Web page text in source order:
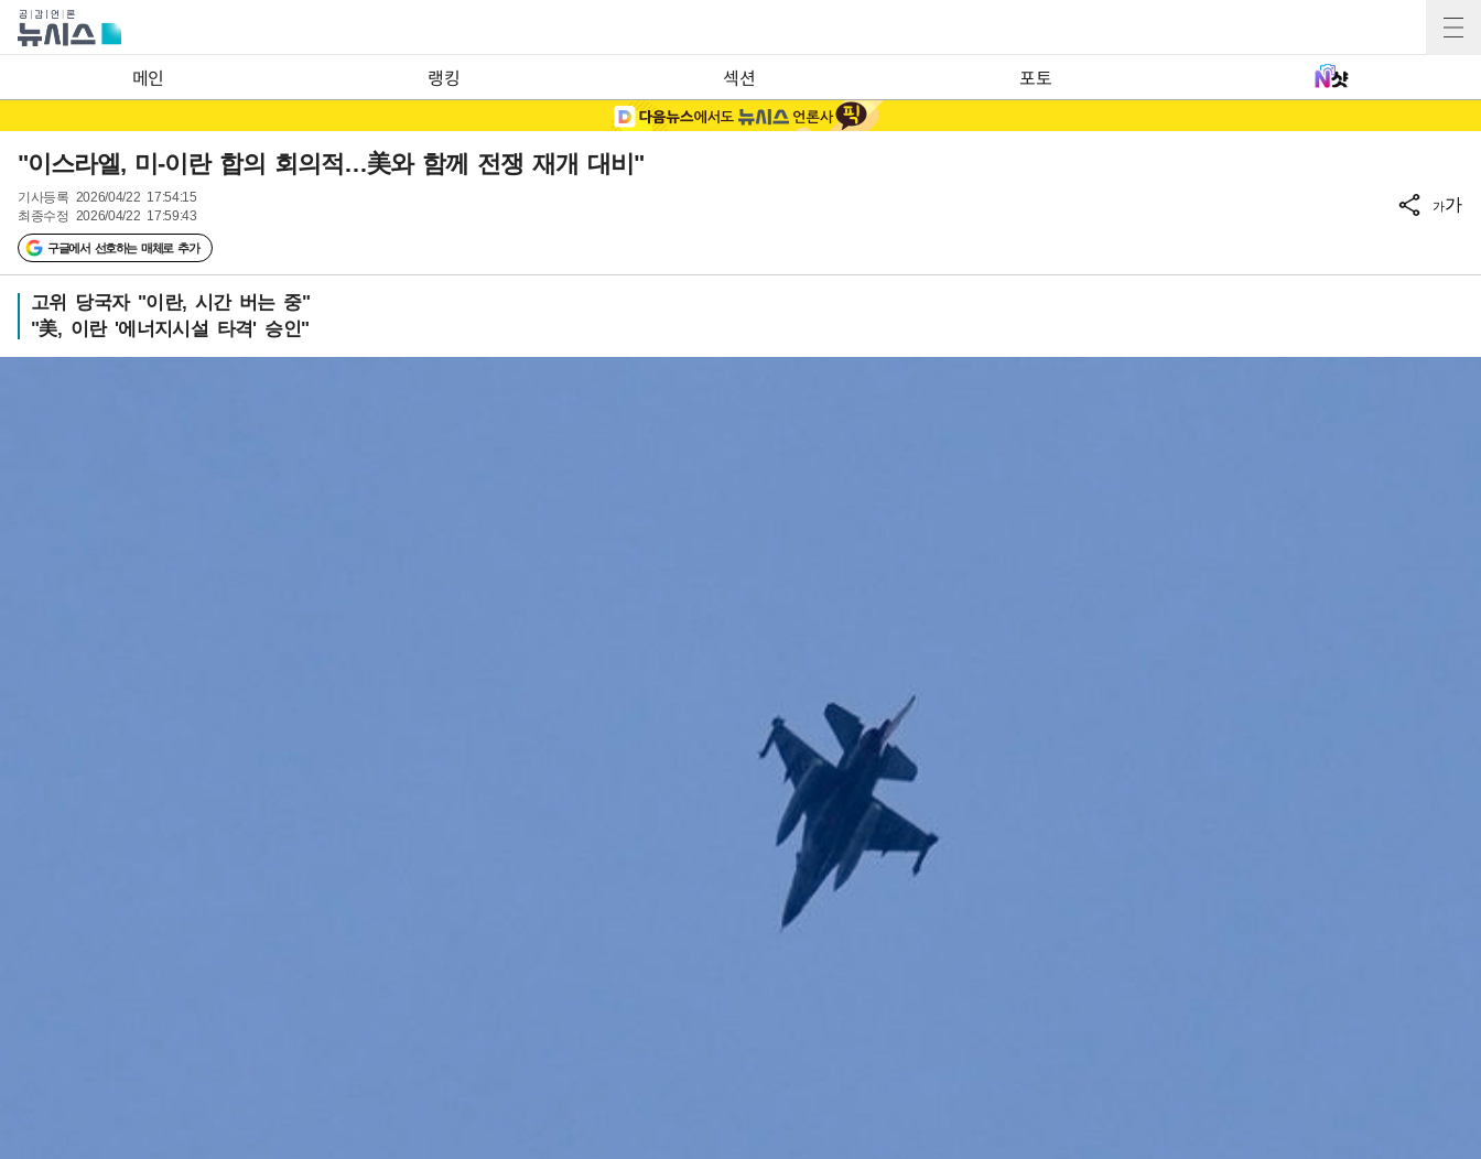
메인 랭킹 섹션 포토
"이스라엘, 미-이란 합의 회의적…美와 함께 전쟁 재개 대비"
기사등록 2026/04/22 17:54:15
최종수정 2026/04/22 17:59:43
구글에서 선호하는 매체로 추가
가가
고위 당국자 "이란, 시간 버는 중"
"美, 이란 '에너지시설 타격' 승인"